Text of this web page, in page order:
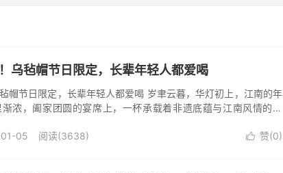
乌毡帽节日限定，长辈年轻人都爱喝
帽节日限定，长辈年轻人都爱喝 岁聿云暮，华灯初上，江南的年
浓，阖家团圆的宴席上，一杯承载着非遗底蕴与江南风情的佳
 赞(0)
05 阅读(3638)